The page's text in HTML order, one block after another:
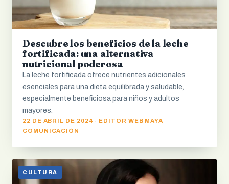
Descubre los beneficios de la leche
fortificada: una alternativa
nutricional poderosa
La leche fortificada ofrece nutrientes adicionales
esenciales para una dieta equilibrada y saludable,
especialmente beneficiosa para niños y adultos
mayores.
22 DE ABRIL DE 2024 · EDITOR WEB MAYA
COMUNICACIÓN
CULTURA